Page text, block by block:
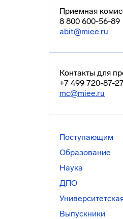
Приемная
8 800 600-56-89
abit@miee.ru
Контакты для
+7 499 720-87-
mc@miee.ru
Поступающим
Образование
Наука
ДПО
Выпускники